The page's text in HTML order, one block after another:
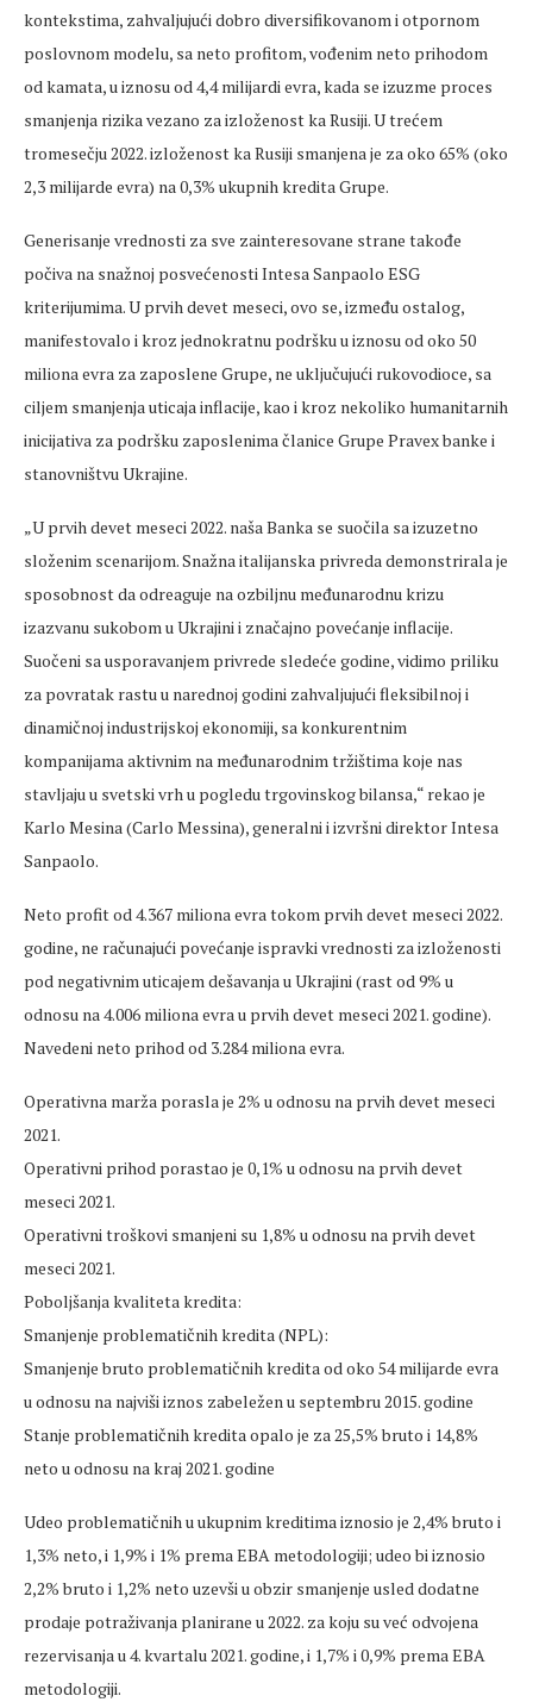
kontekstima, zahvaljujući dobro diversifikovanom i otpornom
poslovnom modelu, sa neto profitom, vođenim neto prihodom
od kamata, u iznosu od 4,4 milijardi evra, kada se izuzme proces
smanjenja rizika vezano za izloženost ka Rusiji. U trećem
tromesečju 2022. izloženost ka Rusiji smanjena je za oko 65% (oko
2,3 milijarde evra) na 0,3% ukupnih kredita Grupe.
Generisanje vrednosti za sve zainteresovane strane takođe
počiva na snažnoj posvećenosti Intesa Sanpaolo ESG
kriterijumima. U prvih devet meseci, ovo se, između ostalog,
manifestovalo i kroz jednokratnu podršku u iznosu od oko 50
miliona evra za zaposlene Grupe, ne uključujući rukovodioce, sa
ciljem smanjenja uticaja inflacije, kao i kroz nekoliko humanitarnih
inicijativa za podršku zaposlenima članice Grupe Pravex banke i
stanovništvu Ukrajine.
„U prvih devet meseci 2022. naša Banka se suočila sa izuzetno
složenim scenarijom. Snažna italijanska privreda demonstrirala je
sposobnost da odreaguje na ozbiljnu međunarodnu krizu
izazvanu sukobom u Ukrajini i značajno povećanje inflacije.
Suočeni sa usporavanjem privrede sledeće godine, vidimo priliku
za povratak rastu u narednoj godini zahvaljujući fleksibilnoj i
dinamičnoj industrijskoj ekonomiji, sa konkurentnim
kompanijama aktivnim na međunarodnim tržištima koje nas
stavljaju u svetski vrh u pogledu trgovinskog bilansa,“ rekao je
Karlo Mesina (Carlo Messina), generalni i izvršni direktor Intesa
Sanpaolo.
Neto profit od 4.367 miliona evra tokom prvih devet meseci 2022.
godine, ne računajući povećanje ispravki vrednosti za izloženosti
pod negativnim uticajem dešavanja u Ukrajini (rast od 9% u
odnosu na 4.006 miliona evra u prvih devet meseci 2021. godine).
Navedeni neto prihod od 3.284 miliona evra.
Operativna marža porasla je 2% u odnosu na prvih devet meseci
2021.
Operativni prihod porastao je 0,1% u odnosu na prvih devet
meseci 2021.
Operativni troškovi smanjeni su 1,8% u odnosu na prvih devet
meseci 2021.
Poboljšanja kvaliteta kredita:
Smanjenje problematičnih kredita (NPL):
Smanjenje bruto problematičnih kredita od oko 54 milijarde evra
u odnosu na najviši iznos zabeležen u septembru 2015. godine
Stanje problematičnih kredita opalo je za 25,5% bruto i 14,8%
neto u odnosu na kraj 2021. godine
Udeo problematičnih u ukupnim kreditima iznosio je 2,4% bruto i
1,3% neto, i 1,9% i 1% prema EBA metodologiji; udeo bi iznosio
2,2% bruto i 1,2% neto uzevši u obzir smanjenje usled dodatne
prodaje potraživanja planirane u 2022. za koju su već odvojena
rezervisanja u 4. kvartalu 2021. godine, i 1,7% i 0,9% prema EBA
metodologiji.